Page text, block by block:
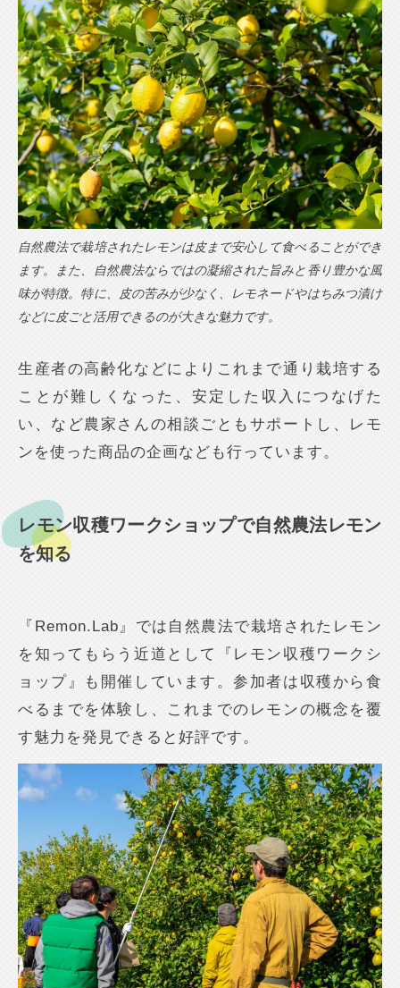
自然農法で栽培されたレモンは皮まで安心して食べることができ
ます。また、自然農法ならではの凝縮された旨みと香り豊かな風
味が特徴。特に、皮の苦みが少なく、レモネードやはちみつ漬け
などに皮ごと活用できるのが大きな魅力です。
生産者の高齢化などによりこれまで通り栽培する
ことが難しくなった、安定した収入につなげた
い、など農家さんの相談ごともサポートし、レモ
ンを使った商品の企画なども行っています。
レモン収穫ワークショップで自然農法レモン
を知る
『Remon.Lab』では自然農法で栽培されたレモン
を知ってもらう近道として『レモン収穫ワークシ
ョップ』も開催しています。参加者は収穫から食
べるまでを体験し、これまでのレモンの概念を覆
す魅力を発見できると好評です。